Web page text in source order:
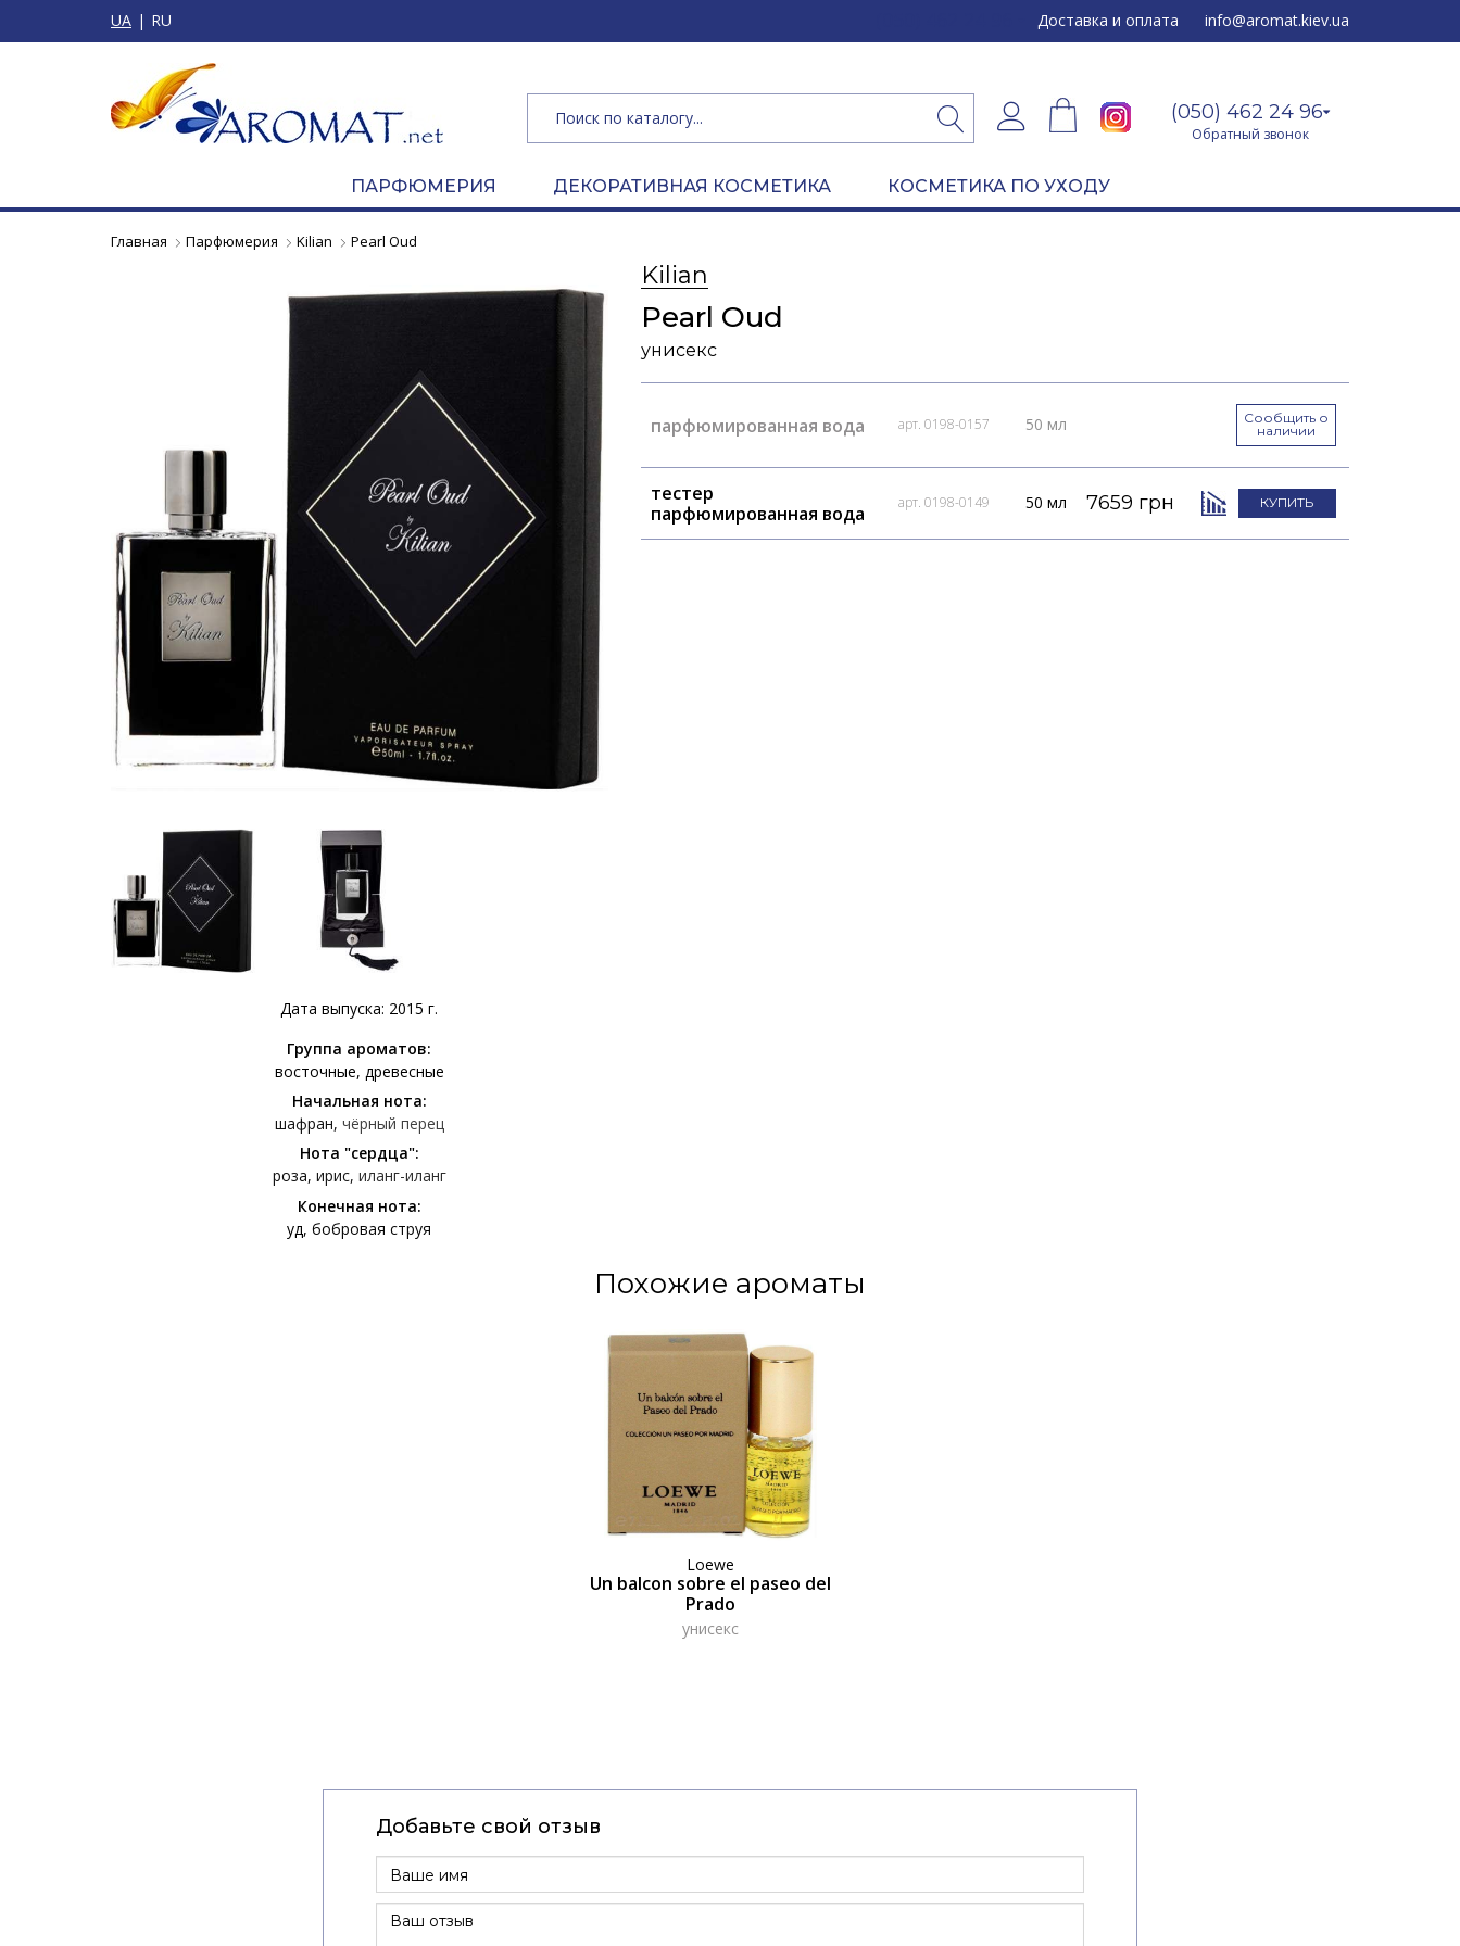
UA RU Доставка и оплата info@aromat.kiev.ua
(050) 462 24 96
Обратный звонок
ПАРФЮМЕРИЯ ДЕКОРАТИВНАЯ КОСМЕТИКА КОСМЕТИКА ПО УХОДУ
Главная Парфюмерия Kilian Pearl Oud
Дата выпуска: 2015 г.
Группа ароматов:
восточные древесные
Начальная нота:
шафран чёрный перец
Нота "сердца":
роза ирис иланг-иланг
Конечная нота:
уд бобровая струя
Kilian
Pearl Oud
унисекс
парфюмированная вода арт. 0198-0157 50 мл
Сообщить о
наличии
тестер
парфюмированная вода
арт. 0198-0149 50 мл 7659 грн КУПИТЬ
Похожие ароматы
Loewe
Un balcon sobre el paseo del
Prado
унисекс
Добавьте свой отзыв